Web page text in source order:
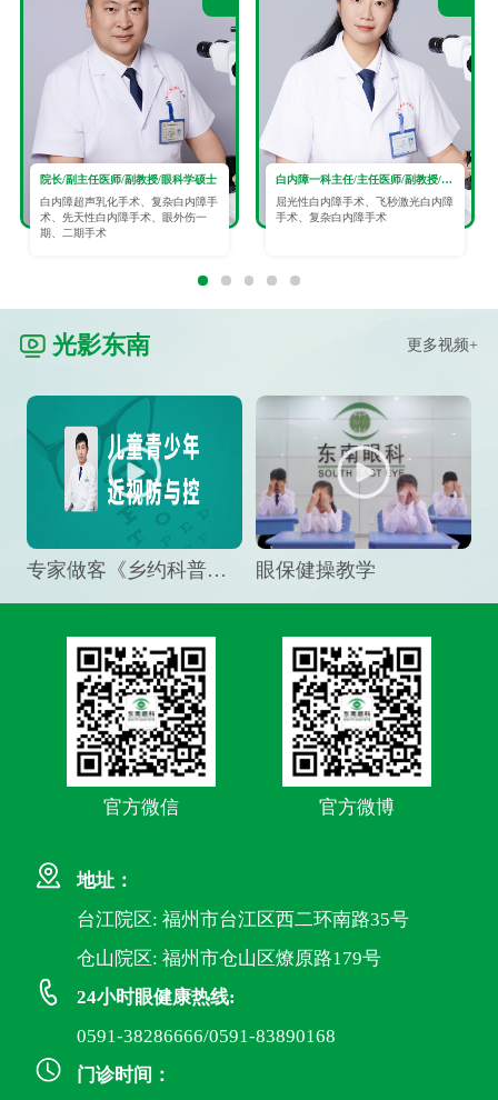
院长/副主任医师/副教授/眼科学硕士
白内障超声乳化手术、复杂白内障手
术、先天性白内障手术、眼外伤一
期、二期手术
白内障一科主任/主任医师/副教授/眼科学硕士
屈光性白内障手术、飞秒激光白内障
手术、复杂白内障手术
光影东南 更多视频+
专家做客《乡约科普》栏目，预防孩子近视竟然这么“简单” 眼保健操教学
官方微信 官方微博
地址：
台江院区: 福州市台江区西二环南路35号
仓山院区: 福州市仓山区燎原路179号
24小时眼健康热线:
0591-38286666/0591-83890168
门诊时间：